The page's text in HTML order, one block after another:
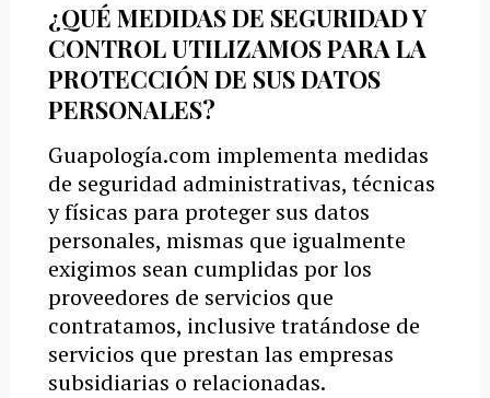
¿QUÉ MEDIDAS DE SEGURIDAD Y
CONTROL UTILIZAMOS PARA LA
PROTECCIÓN DE SUS DATOS
PERSONALES?
Guapología.com implementa medidas
de seguridad administrativas, técnicas
y físicas para proteger sus datos
personales, mismas que igualmente
exigimos sean cumplidas por los
proveedores de servicios que
contratamos, inclusive tratándose de
servicios que prestan las empresas
subsidiarias o relacionadas.